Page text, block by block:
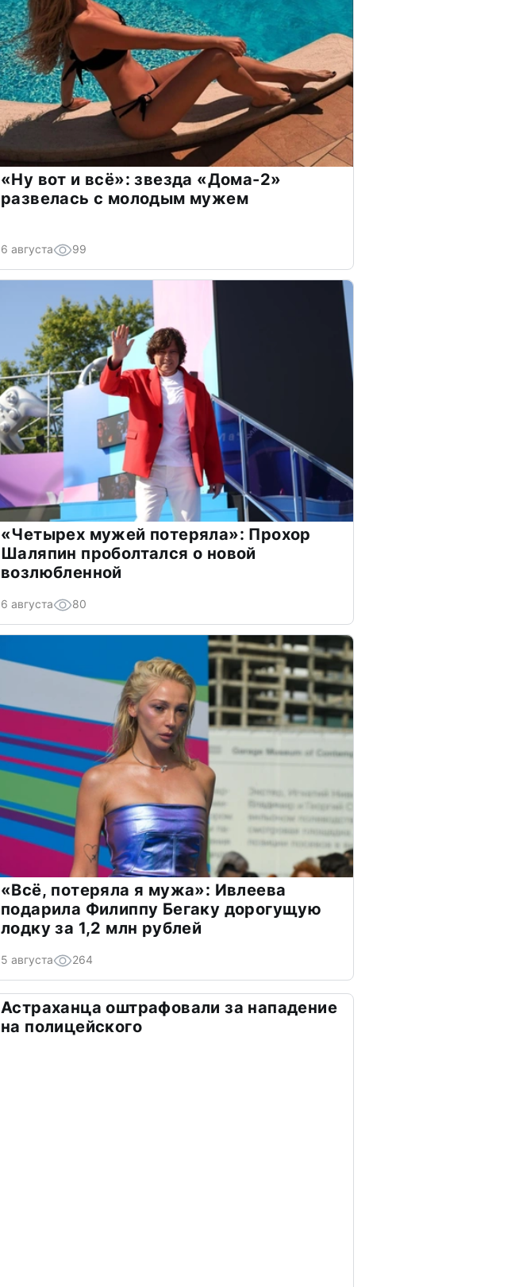
«Ну вот и всё»: звезда «Дома-2»
развелась с молодым мужем
6 августа 99
«Четырех мужей потеряла»: Прохор
Шаляпин проболтался о новой
возлюбленной
6 августа 80
«Всё, потеряла я мужа»: Ивлеева
подарила Филиппу Бегаку дорогущую
лодку за 1,2 млн рублей
5 августа 264
Астраханца оштрафовали за нападение
на полицейского